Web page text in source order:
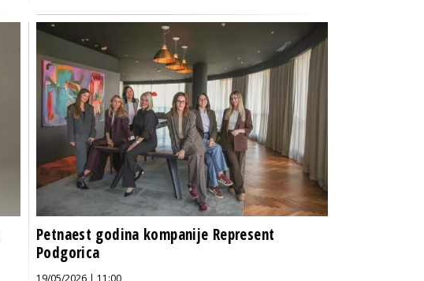
Petnaest godina kompanije Represent
Podgorica